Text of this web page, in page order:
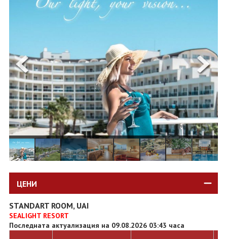
0700 144 34 Запитване
ПОСЛЕДВАЙТЕ НИ
ЦЕНИ
STANDART ROOM, UAI
SEALIGHT RESORT
Последната актуализация на 09.08.2026 03:43 часа